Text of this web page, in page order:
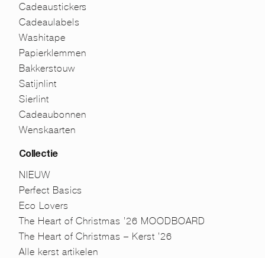
Cadeaustickers
Cadeaulabels
Washitape
Papierklemmen
Bakkerstouw
Satijnlint
Sierlint
Cadeaubonnen
Wenskaarten
Collectie
NIEUW
Perfect Basics
Eco Lovers
The Heart of Christmas ’26 MOODBOARD
The Heart of Christmas – Kerst ’26
Alle kerst artikelen